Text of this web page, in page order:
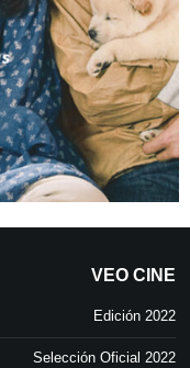
VEO CINE
Edición 2022
Selección Oficial 2022